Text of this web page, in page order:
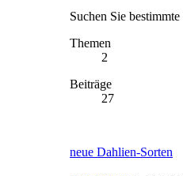
Suchen Sie
Themen
2
Beiträge
27
neue Dahlien-Sorten